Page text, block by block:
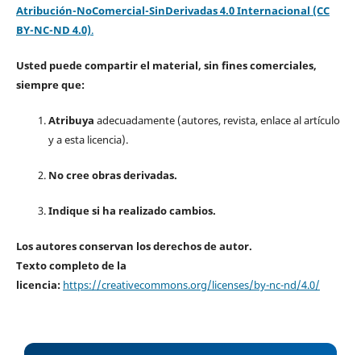
Atribución-NoComercial-SinDerivadas 4.0 Internacional (CC
BY-NC-ND 4.0).
Usted puede compartir el material, sin fines comerciales,
siempre que:
Atribuya adecuadamente (autores, revista, enlace al artículo
y a esta licencia).
No cree obras derivadas.
Indique si ha realizado cambios.
Los autores conservan los derechos de autor.
Texto completo de la
licencia: https://creativecommons.org/licenses/by-nc-nd/4.0/